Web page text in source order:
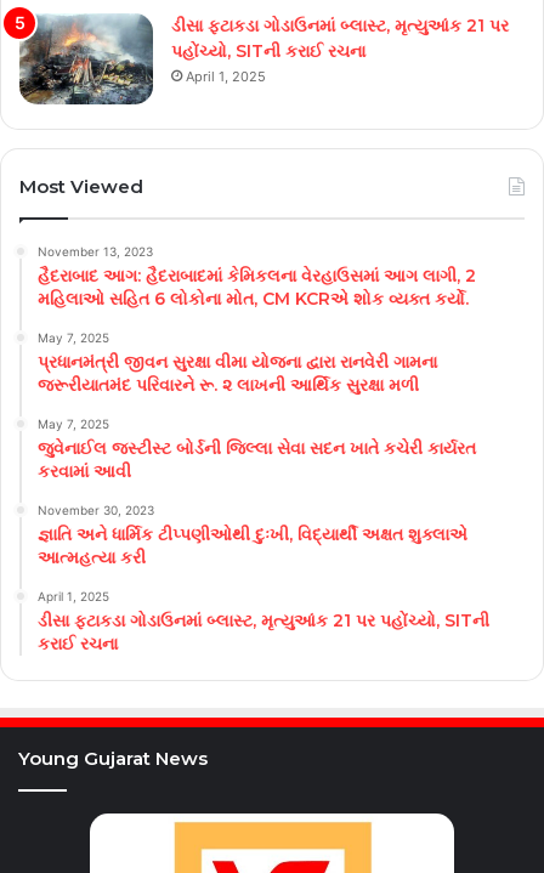
ડીસા ફટાકડા ગોડાઉનમાં બ્લાસ્ટ, મૃત્યુઆંક 21 પર
પહોંચ્યો, SITની કરાઈ રચના
April 1, 2025
Most Viewed
November 13, 2023
હૈદરાબાદ આગ: હૈદરાબાદમાં કેમિકલના વેરહાઉસમાં આગ લાગી, 2
મહિલાઓ સહિત 6 લોકોના મોત, CM KCRએ શોક વ્યક્ત કર્યો.
May 7, 2025
પ્રધાનમંત્રી જીવન સુરક્ષા વીમા યોજના દ્વારા રાનવેરી ગામના
જરૂરીયાતમંદ પરિવારને રૂ. ૨ લાખની આર્થિક સુરક્ષા મળી
May 7, 2025
જુવેનાઈલ જસ્ટીસ્ટ બોર્ડની જિલ્લા સેવા સદન ખાતે કચેરી કાર્યરત
કરવામાં આવી
November 30, 2023
જ્ઞાતિ અને ધાર્મિક ટીપ્પણીઓથી દુઃખી, વિદ્યાર્થી અક્ષત શુક્લાએ
આત્મહત્યા કરી
April 1, 2025
ડીસા ફટાકડા ગોડાઉનમાં બ્લાસ્ટ, મૃત્યુઆંક 21 પર પહોંચ્યો, SITની
કરાઈ રચના
Young Gujarat News